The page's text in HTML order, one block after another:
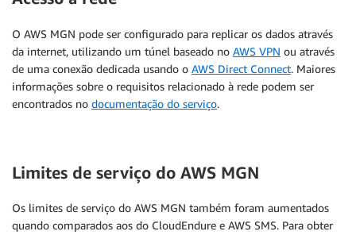
O AWS MGN pode ser configurado para replicar os dados através
da internet, utilizando um túnel baseado no AWS VPN ou através
de uma conexão dedicada usando o AWS Direct Connect. Maiores
informações sobre o requisitos relacionado à rede podem ser
encontrados no documentação do serviço.
Limites de serviço do AWS MGN
Os limites de serviço do AWS MGN também foram aumentados
quando comparados aos do CloudEndure e AWS SMS. Para obter